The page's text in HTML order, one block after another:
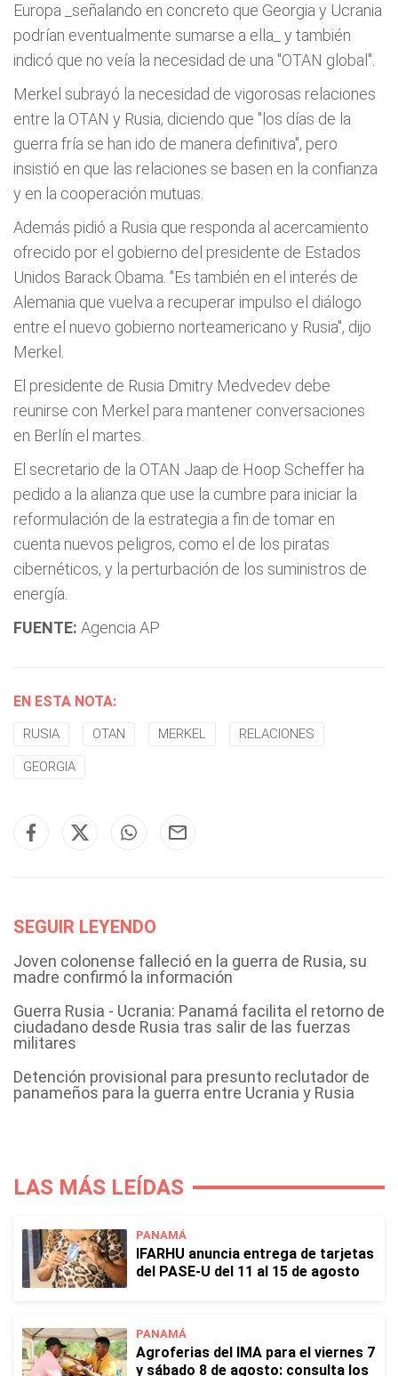
Europa _señalando en concreto que Georgia y Ucrania
podrían eventualmente sumarse a ella_ y también
indicó que no veía la necesidad de una "OTAN global".
Merkel subrayó la necesidad de vigorosas relaciones
entre la OTAN y Rusia, diciendo que "los días de la
guerra fría se han ido de manera definitiva", pero
insistió en que las relaciones se basen en la confianza
y en la cooperación mutuas.
Además pidió a Rusia que responda al acercamiento
ofrecido por el gobierno del presidente de Estados
Unidos Barack Obama. "Es también en el interés de
Alemania que vuelva a recuperar impulso el diálogo
entre el nuevo gobierno norteamericano y Rusia", dijo
Merkel.
El presidente de Rusia Dmitry Medvedev debe
reunirse con Merkel para mantener conversaciones
en Berlín el martes.
El secretario de la OTAN Jaap de Hoop Scheffer ha
pedido a la alianza que use la cumbre para iniciar la
reformulación de la estrategia a fin de tomar en
cuenta nuevos peligros, como el de los piratas
cibernéticos, y la perturbación de los suministros de
energía.
FUENTE: Agencia AP
EN ESTA NOTA:
RUSIA OTAN MERKEL RELACIONES
GEORGIA
SEGUIR LEYENDO
Joven colonense falleció en la guerra de Rusia, su
madre confirmó la información
Guerra Rusia - Ucrania: Panamá facilita el retorno de
ciudadano desde Rusia tras salir de las fuerzas
militares
Detención provisional para presunto reclutador de
panameños para la guerra entre Ucrania y Rusia
LAS MÁS LEÍDAS
PANAMÁ
IFARHU anuncia entrega de tarjetas
del PASE-U del 11 al 15 de agosto
PANAMÁ
Agroferias del IMA para el viernes 7
y sábado 8 de agosto: consulta los